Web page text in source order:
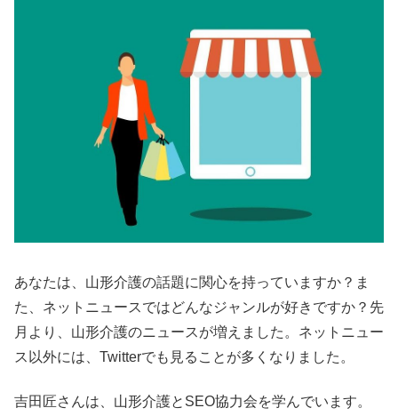
あなたは、山形介護の話題に関心を持っていますか？ま
た、ネットニュースではどんなジャンルが好きですか？先
月より、山形介護のニュースが増えました。ネットニュー
ス以外には、Twitterでも見ることが多くなりました。
吉田匠さんは、山形介護とSEO協力会を学んでいます。